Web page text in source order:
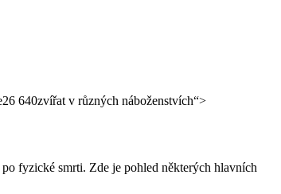
zvířat v různých náboženstvích“>
fyzické smrti. Zde je pohled některých hlavních